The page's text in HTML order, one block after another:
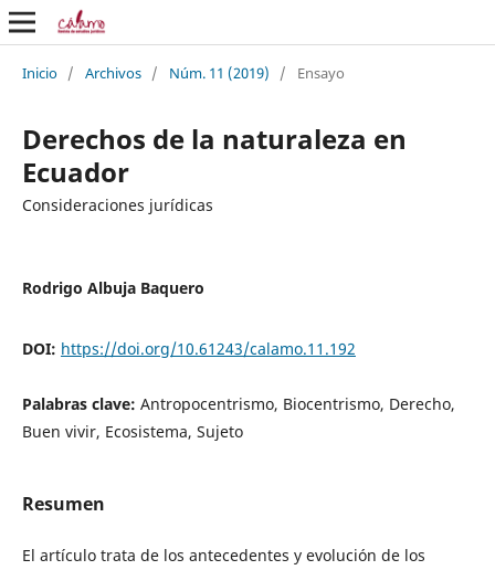
Inicio / Archivos / Núm. 11 (2019) / Ensayo
Derechos de la naturaleza en
Ecuador
Consideraciones jurídicas
Rodrigo Albuja Baquero
DOI: https://doi.org/10.61243/calamo.11.192
Palabras clave: Antropocentrismo, Biocentrismo, Derecho,
Buen vivir, Ecosistema, Sujeto
Resumen
El artículo trata de los antecedentes y evolución de los